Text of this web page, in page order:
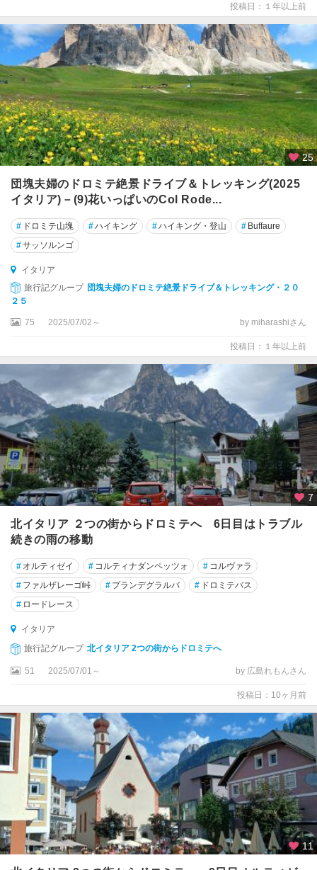
チ
リ
ア
シ
ラ
ク
ー
サ
シ
オ
ー
ネ
ジ
ェ
バ
ス
ー
ザ
ス
ポ
レ
ー
ト
ソ
ー
ヴ
ェ
ソ
レ
ン
ト
オ
ル
ミ
ナ
ラ
ン
ト
投稿日：１年以上前
25
団塊夫婦のドロミテ絶景ドライブ＆トレッキング(2025
イタリア)－(9)花いっぱいのCol Rode...
# ドロミテ山塊 #ハイキング #ハイキング・登山 # Buffaure
#サッソルンゴ
イタリア
旅行記グループ 団塊夫婦のドロミテ絶景ドライブ＆トレッキング・２０
２５
75 2025/07/02～ by miharashiさん
投稿日：１年以上前
7
北イタリア ２つの街からドロミテへ 6日目はトラブル
続きの雨の移動
# オルティゼイ # コルティナダンペッツォ # コルヴァラ
# ファルザレーゴ峠 # プランデグラルバ # ドロミテバス
# ロードレース
イタリア
旅行記グループ 北イタリア 2つの街からドロミテへ
51 2025/07/01～ by 広島れもんさん
投稿日：10ヶ月前
11